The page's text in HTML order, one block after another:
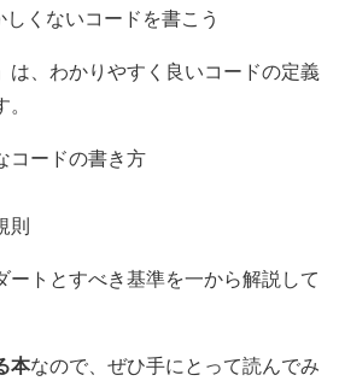
くないコードを書こう
は、わかりやすく良いコードの定義
コードの書き方
則
ートとすべき基準を一から解説して
本なので、ぜひ手にとって読んでみ